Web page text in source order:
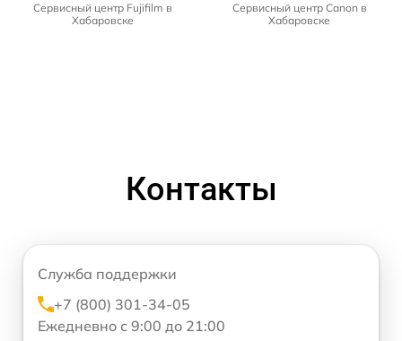
Сервисный центр Fujifilm в
Хабаровске
Сервисный центр Canon в
Хабаровске
Контакты
Служба поддержки
+7 (800) 301-34-05
Ежедневно с 9:00 до 21:00